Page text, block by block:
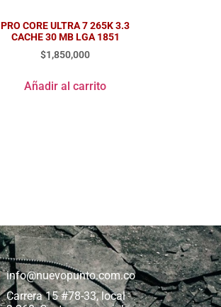
PRO CORE ULTRA 7 265K 3.3
CACHE 30 MB LGA 1851
$1,850,000
Añadir al carrito
info@nuevopunto.com.co
Carrera 15 #78-33, local